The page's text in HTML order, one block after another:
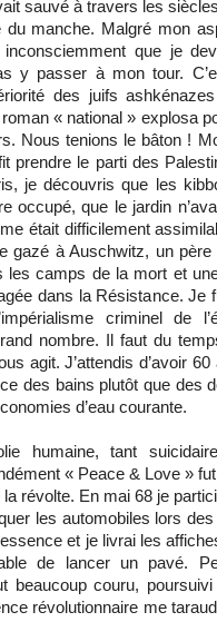
sauvé à travers les
manche. Malgré mon
inconsciemment que je
y passer à mon tour.
des juifs
« national » explosa
Nous tenions le bâton !
prendre le parti des
je découvris que les
occupé, que le jardin
était difficilement
gazé à Auschwitz, un
les camps de la mort et
dans la Résistance. Je
criminel de
nombre. Il faut du
agit. J’attendis d’avoir
des bains plutôt que des
d’eau courante.
humaine, tant
« Peace & Love »
révolte. En mai 68 je
les automobiles lors
et je livrai les
de lancer un pavé.
beaucoup couru,
révolutionnaire me